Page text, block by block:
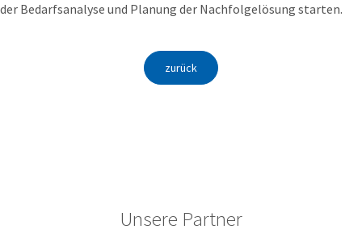
der Bedarfsanalyse und Planung der Nachfolgelösung starten.
zurück
Unsere Partner